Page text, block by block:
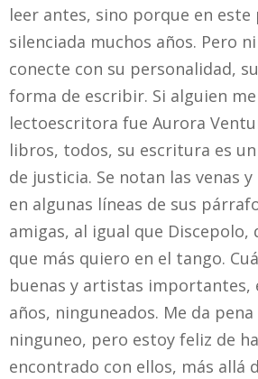
leer antes, sino porque en este
silenciada muchos años. Pero
conecte con su personalidad,
forma de escribir. Si alguien
lectoescritora fue Aurora
libros, todos, su escritura es
de justicia. Se notan las venas
en algunas líneas de sus
amigas, al igual que Discepolo,
que más quiero en el tango.
buenas y artistas
años, ninguneados. Me da pena
ninguneo, pero estoy feliz de
encontrado con ellos, más allá